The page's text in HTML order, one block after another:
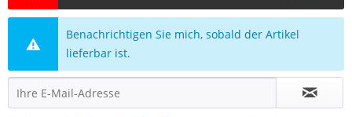
Benachrichtigen Sie mich, sobald der Artikel
lieferbar ist.